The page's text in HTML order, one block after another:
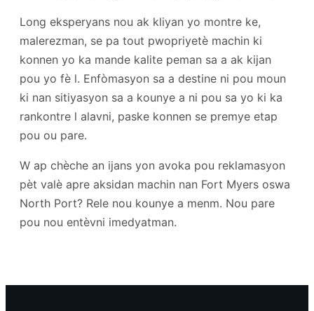
Long eksperyans nou ak kliyan yo montre ke,
malerezman, se pa tout pwopriyetè machin ki
konnen yo ka mande kalite peman sa a ak kijan
pou yo fè l. Enfòmasyon sa a destine ni pou moun
ki nan sitiyasyon sa a kounye a ni pou sa yo ki ka
rankontre l alavni, paske konnen se premye etap
pou ou pare.
W ap chèche an ijans yon avoka pou reklamasyon
pèt valè apre aksidan machin nan Fort Myers oswa
North Port? Rele nou kounye a menm. Nou pare
pou nou entèvni imedyatman.